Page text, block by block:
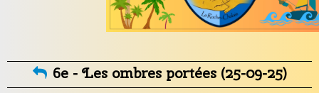
Informations générales
6e - Les ombres portées (25-09-25)